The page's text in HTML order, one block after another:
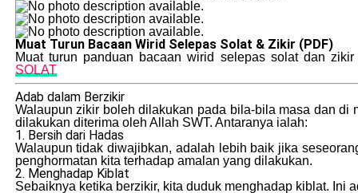
Muat Turun Bacaan Wirid Selepas Solat & Zikir (PDF)
Muat turun panduan bacaan wirid selepas solat dan
SOLAT
Adab dalam Berzikir
Walaupun zikir boleh dilakukan pada bila-bila masa dan di
dilakukan diterima oleh Allah SWT. Antaranya ialah:
1. Bersih dari Hadas
Walaupun tidak diwajibkan, adalah lebih baik jika
penghormatan kita terhadap amalan yang dilakukan.
2. Menghadap Kiblat
Sebaiknya ketika berzikir, kita duduk menghadap kiblat. Ini